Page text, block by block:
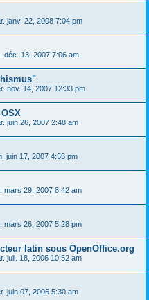
janv. 22, 2008 7:04 pm
déc. 13, 2007 7:06 am
nov. 14, 2007 12:33 pm
juin 26, 2007 2:48 am
juin 17, 2007 4:55 pm
mars 29, 2007 8:42 am
mars 26, 2007 5:28 pm
latin sous OpenOffice.org
juil. 18, 2006 10:52 am
juin 07, 2006 5:30 am